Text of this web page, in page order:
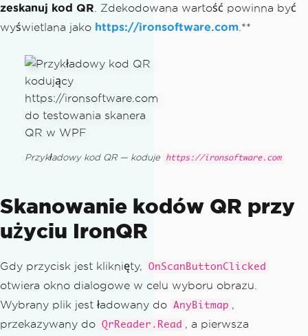
zeskanuj kod QR . Zdekodowana wartość powinna być
wyświetlana jako https://ironsoftware.com .**
Przykładowy kod QR — koduje https://ironsoftware.com
Skanowanie kodów QR przy
użyciu IronQR
Gdy przycisk jest kliknięty, OnScanButtonClicked
otwiera okno dialogowe w celu wyboru obrazu.
Wybrany plik jest ładowany do AnyBitmap ,
przekazywany do QrReader.Read , a pierwsza